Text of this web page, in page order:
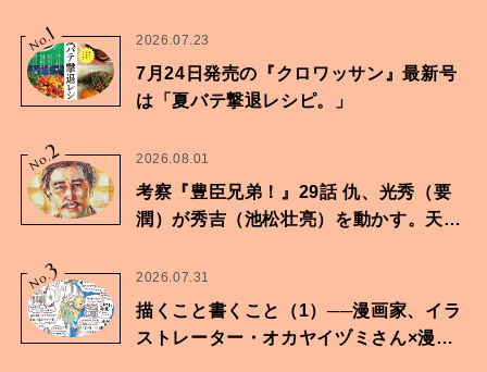
No.
1 2026.07.23
7月24日発売の『クロワッサン』最新号
は「夏バテ撃退レシピ。」
No.2 2026.08.01
考察『豊臣兄弟！』29話 仇、光秀（要
潤）が秀吉（池松壮亮）を動かす。天下
No.3 2026.07.31
描くこと書くこと（1）──漫画家、イラ
ストレーター・オカヤイヅミさん×漫画